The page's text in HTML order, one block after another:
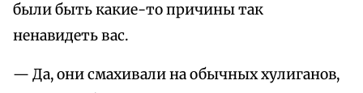
были быть какие-то причины так
ненавидеть вас.
— Да, они смахивали на обычных хулиганов,